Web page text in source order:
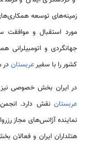
زمینه‌های توسعه
مورد استقبال و موافقت
جهانگردی و اتومبیلرانی
کشور را با سفیرعربستان
در ایران بخش خصوصی
عربستان نقش دارد.
نماینده آژانس‌های مجاز
هتلداران ایران و